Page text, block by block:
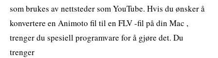
som brukes av nettsteder som YouTube. Hvis du ønsker å
konvertere en Animoto fil til en FLV -fil på din Mac ,
trenger du spesiell programvare for å gjøre det. Du
trenger